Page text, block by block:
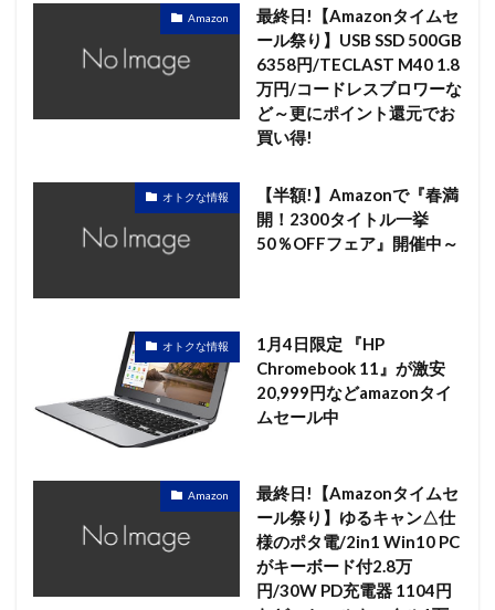
Amazon
最終日!【Amazonタイムセ
ール祭り】USB SSD 500GB
6358円/TECLAST M40 1.8
万円/コードレスブロワーな
ど～更にポイント還元でお
買い得!
オトクな情報
【半額!】Amazonで『春満
開！2300タイトル一挙
50％OFFフェア』開催中～
オトクな情報
1月4日限定 『HP
Chromebook 11』が激安
20,999円などamazonタイ
ムセール中
Amazon
最終日!【Amazonタイムセ
ール祭り】ゆるキャン△仕
様のポタ電/2in1 Win10 PC
がキーボード付2.8万
円/30W PD充電器 1104円